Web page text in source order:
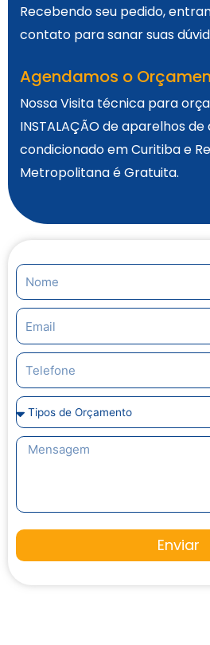
Recebendo seu pedido,
contato para sanar suas
Agendamos o
Nossa Visita técnica para
INSTALAÇÃO de aparelhos de
condicionado em Curitiba e
Metropolitana é Gratuita.
Enviar